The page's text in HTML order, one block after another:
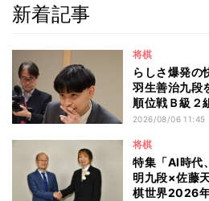
新着記事
将棋
らしさ爆発
羽生善治九
順位戦Ｂ級２
2026/08/06 11:45
将棋
特集「AI時代
明九段×佐藤
棋世界2026